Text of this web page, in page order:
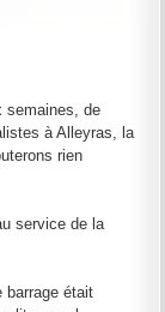
semaines, de
à Alleyras, la
rien
service de la
barrage était